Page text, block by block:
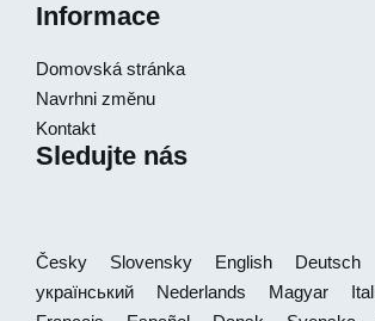
Informace
Domovská stránka
Navrhni změnu
Kontakt
Sledujte nás
Česky Slovensky English Deutsch
український
Nederlands Magyar